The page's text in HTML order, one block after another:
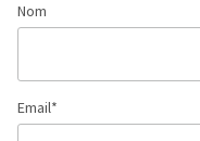
Nom
Email*